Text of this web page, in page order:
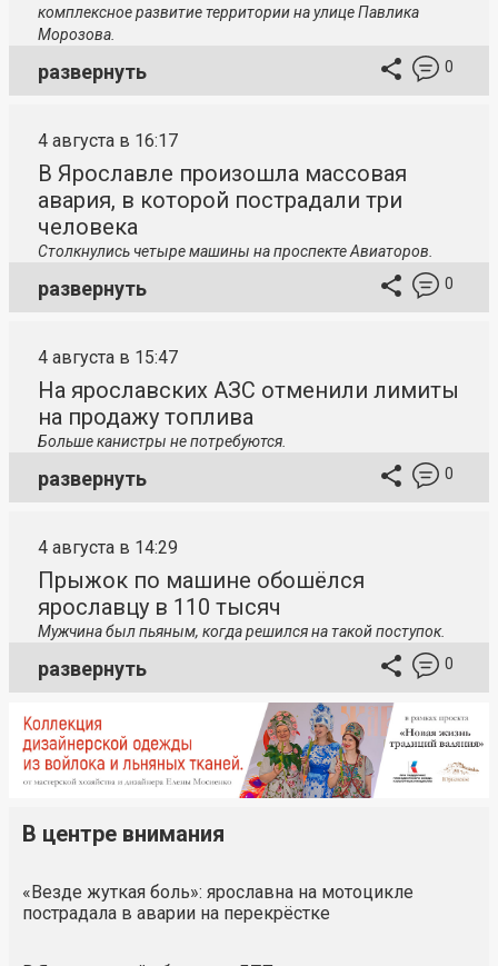
комплексное развитие территории на улице Павлика
Морозова.
развернуть 0
4 августа в 16:17
В Ярославле произошла массовая
авария, в которой пострадали три
человека
Столкнулись четыре машины на проспекте Авиаторов.
развернуть 0
4 августа в 15:47
На ярославских АЗС отменили лимиты
на продажу топлива
Больше канистры не потребуются.
развернуть 0
4 августа в 14:29
Прыжок по машине обошёлся
ярославцу в 110 тысяч
Мужчина был пьяным, когда решился на такой поступок.
развернуть 0
В центре внимания
«Везде жуткая боль»: ярославна на мотоцикле
пострадала в аварии на перекрёстке